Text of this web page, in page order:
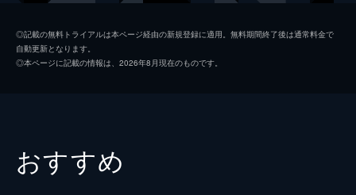
◎記載の無料トライアルは本ページ経由の新規登録に適用。無料期間終了後は通常料金で
自動更新となります。
◎本ページに記載の情報は、2026年8月現在のものです。
おすすめ